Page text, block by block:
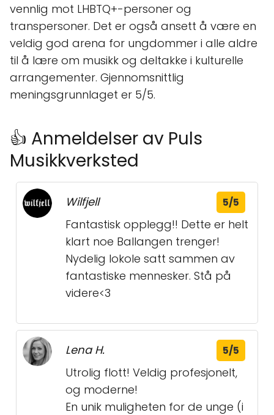
vennlig mot LHBTQ+-personer og
transpersoner. Det er også ansett å være en
veldig god arena for ungdommer i alle aldre
til å lære om musikk og deltakke i kulturelle
arrangementer. Gjennomsnittlig
meningsgrunnlaget er 5/5.
👍 Anmeldelser av Puls
Musikkverksted
Wilfjell 5/5
Fantastisk opplegg!! Dette er helt
klart noe Ballangen trenger!
Nydelig lokole satt sammen av
fantastiske mennesker. Stå på
videre<3
Lena H. 5/5
Utrolig flott! Veldig profesjonelt,
og moderne!
En unik muligheten for de unge (i